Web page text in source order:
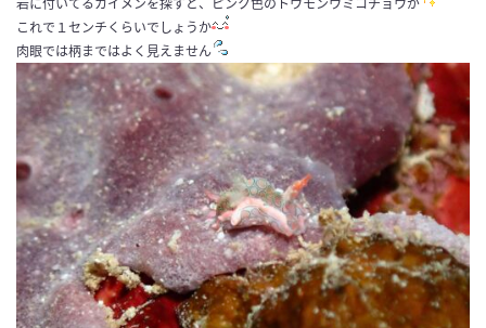
これで１センチくらいでしょうか
肉眼では柄まではよく見えません